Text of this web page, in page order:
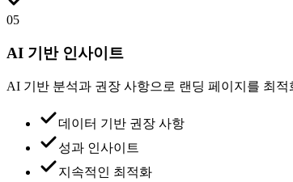
05
AI 기반 인사이트
AI 기반 분석과 권장 사항으로 랜딩 페이지를 최
데이터 기반 권장 사항
성과 인사이트
지속적인 최적화